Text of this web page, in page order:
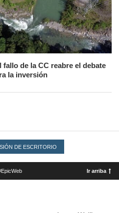
de la CC reabre el debate
la inversión
DE ESCRITORIO
Ir arriba